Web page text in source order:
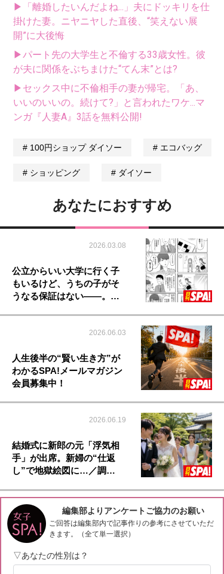
▶「離婚したいんだよね...」夫にドッキリを仕
掛けた妻。ニヤニヤした直後、“笑えない展
開”に大後悔
▶パート先の大学生と不倫する33歳女性。彼
が夫に関係をぶちまけた“てん末”とは?
▶セックス中に不倫相手の妻が帰宅。「あ、
いいのいいの。続けて?」と言われたワケ...マ
ンガ『人妻A』3話を無料公開!
100円ショップ ダイソー エコバッグ
ショッピング ダイソー
あなたにおすすめ
2026.03.08
公立からいい大学に行く子
もいるけど、うちの子がそ
うなる保証はない――。…
2026.06.03
人生後半の“賢い生き方”が
わかるSPA!メールマガジン
会員募集中！
2026.06.19
結婚式に新郎の元「浮気相
手」が出席。新婦の“仕返
し”で地獄絵図に…／調…